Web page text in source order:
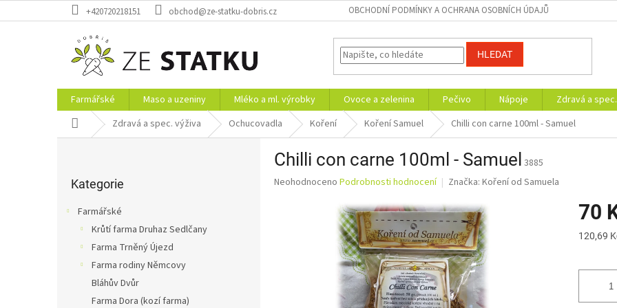
na
+420720218151 obchod@ze-statku-dobris.cz OBCHODNÍ PODMÍNKY A OCHRANA OSOBNÍCH ÚDAJŮ
HLEDAT
Farmářské Maso a uzeniny Mléko a ml. výrobky Ovoce a zelenina Pečivo Nápoje Zdravá a
Domů Zdravá a spec. výživa Ochucovadla Koření Koření Samuel Chilli con carne 100ml - Samuel
kategorie
Kategorie
Farmářské
Krůtí farma Druhaz Sedlčany
Farma Trněný Újezd
Farma rodiny Němcovy
Bláhův Dvůr
Farma Dora (kozí farma)
Chilli con carne 100ml - Samuel 3885
Průměrné
Neohodnoceno Podrobnosti hodnocení Značka: Koření od Samuela
70
Měrná
120,69